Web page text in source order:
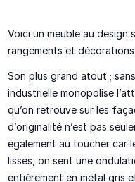
Voici un meuble au design
rangements et
Son plus grand atout ;
industrielle monopolise
qu’on retrouve sur les
d’originalité n’est pas
également au toucher car
lisses , on sent une
entièrement enmétal gris